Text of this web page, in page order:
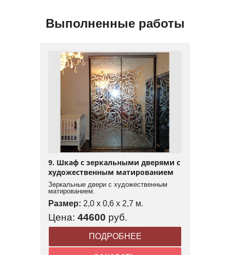
Выполненные работы
9. Шкаф с зеркальными дверями с
художественным матированием
Зеркальные двери с художественным
матированием.
Размер: 2,0 x 0,6 x 2,7 м.
Цена: 44600 руб.
ПОДРОБНЕЕ